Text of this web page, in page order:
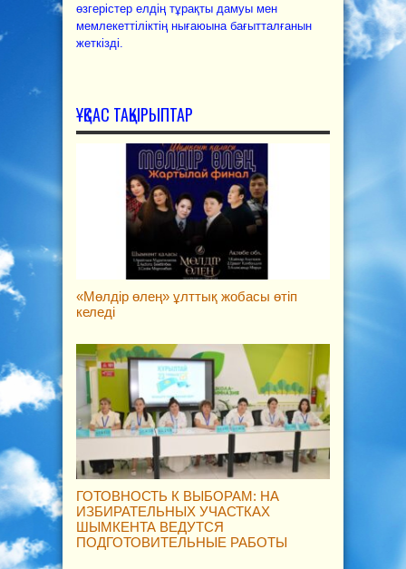
өзгерістер елдің тұрақты дамуы мен
мемлекеттіліктің нығаюына бағытталғанын
жеткізді.
ҰҚСАС ТАҚЫРЫПТАР
«Мөлдір өлең» ұлттық жобасы өтіп
келеді
ГОТОВНОСТЬ К ВЫБОРАМ: НА
ИЗБИРАТЕЛЬНЫХ УЧАСТКАХ
ШЫМКЕНТА ВЕДУТСЯ
ПОДГОТОВИТЕЛЬНЫЕ РАБОТЫ